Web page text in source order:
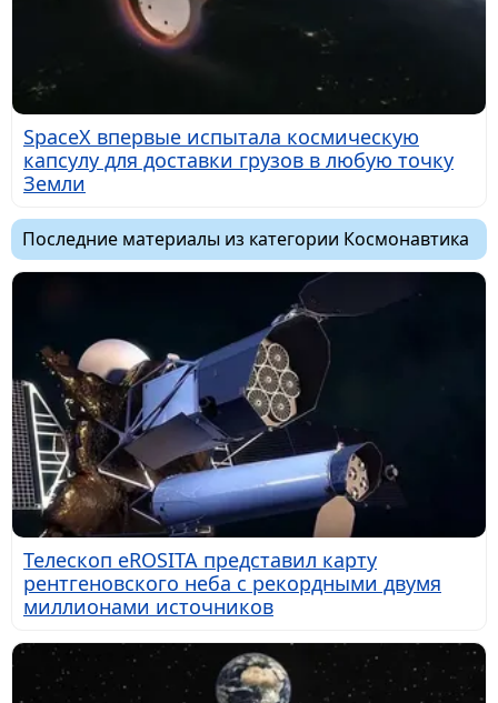
SpaceX впервые испытала космическую
капсулу для доставки грузов в любую точку
Земли
Последние материалы из категории Космонавтика
Телескоп eROSITA представил карту
рентгеновского неба с рекордными двумя
миллионами источников